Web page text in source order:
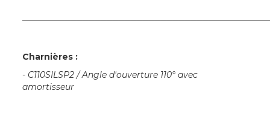
Charnières :
- C110SILSP2 / Angle d'ouverture 110° avec
amortisseur